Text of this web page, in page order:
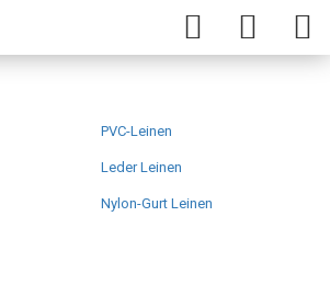
PVC-Leinen
Leder Leinen
Nylon-Gurt Leinen